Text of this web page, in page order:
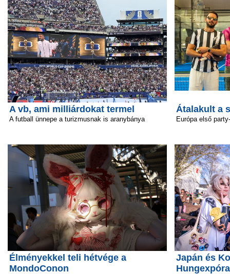
A vb, ami milliárdokat termel
A futball ünnepe a turizmusnak is aranybánya
Élményekkel teli hétvége a
MondoConon
Átalakult a
Európa első
Japán és
Hungexpóra